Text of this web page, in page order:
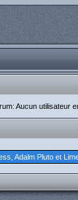
Aucun utilisateur
Adalm Pluto et